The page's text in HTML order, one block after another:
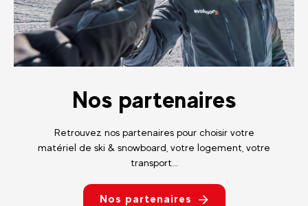
Nos partenaires
Retrouvez nos partenaires pour choisir votre
matériel de ski & snowboard, votre logement, votre
transport...
Nos partenaires